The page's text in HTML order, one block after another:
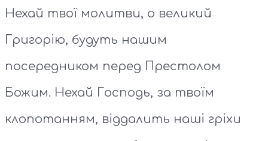
Нехай твої молитви, о великий
Григорію, будуть нашим
посередником перед Престолом
Божим. Нехай Господь, за твоїм
клопотанням, віддалить наші гріхи